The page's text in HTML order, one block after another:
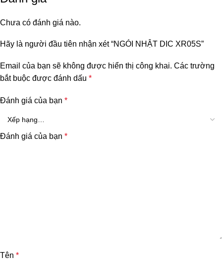
Chưa có đánh giá nào.
Hãy là người đầu tiên nhận xét “NGÓI NHẬT DIC XR05S”
Email của bạn sẽ không được hiển thị công khai. Các trường
bắt buộc được đánh dấu *
Đánh giá của bạn *
Đánh giá của bạn *
Tên *